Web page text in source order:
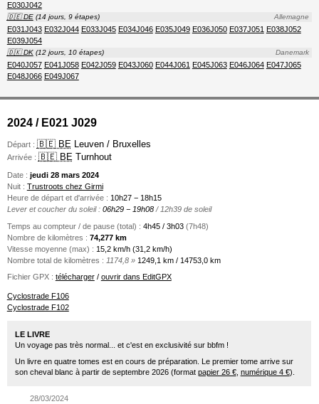
E030J042
🇩🇪 DE Allemagne
(14 jours, 9 étapes)
E031J043 E032J044 E033J045 E034J046 E035J049 E036J050 E037J051
E038J052
E039J054
🇩🇰 DK Danemark
(12 jours, 10 étapes)
E040J057 E041J058 E042J059 E043J060 E044J061 E045J063 E046J064 E047J065
E048J066 E049J067
2024 / E021 J029
Départ : 🇧🇪 BELeuven / Bruxelles
Arrivée : 🇧🇪 BETurnhout
Date : jeudi 28 mars 2024
Nuit : Trustroots chez Girmi
Heure de départ et d'arrivée : 10h27 − 18h15
Lever et coucher du soleil :06h29 − 19h08 / 12h39 de soleil
Temps au compteur / de pause (total) : 4h45 / 3h03 (7h48)
Nombre de kilomètres : 74,277 km
Vitesse moyenne (max) : 15,2 km/h (31,2 km/h)
Nombre total de kilomètres : 1174,8 »1249,1 km / 14753,0 km
Fichier GPX : télécharger/ ouvrir dans EditGPX
Cyclostrade F106
Cyclostrade F102
LE LIVRE
Un voyage pas très normal... et c'est en exclusivité sur bbfm !
Un livre en quatre tomes est en cours de préparation. Le premier tome arrive sur
son cheval blanc à partir de septembre 2026 (format papier 26 €, numérique 4 €).
28/03/2024